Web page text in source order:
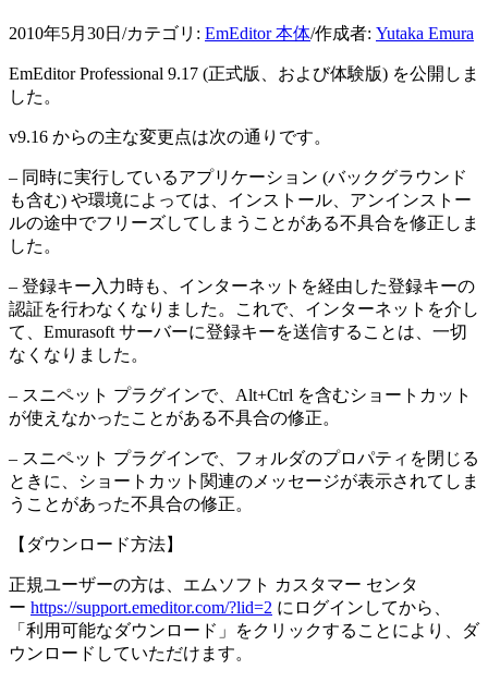
2010年5月30日 /カテゴリ: EmEditor 本体/作成者: Yutaka Emura
EmEditor Professional 9.17 (正式版、および体験版) を公開しま
した。
v9.16 からの主な変更点は次の通りです。
– 同時に実行しているアプリケーション (バックグラウンド
も含む) や環境によっては、インストール、アンインストー
ルの途中でフリーズしてしまうことがある不具合を修正しま
した。
– 登録キー入力時も、インターネットを経由した登録キーの
認証を行わなくなりました。これで、インターネットを介し
て、Emurasoft サーバーに登録キーを送信することは、一切
なくなりました。
– スニペット プラグインで、Alt+Ctrl を含むショートカット
が使えなかったことがある不具合の修正。
– スニペット プラグインで、フォルダのプロパティを閉じる
ときに、ショートカット関連のメッセージが表示されてしま
うことがあった不具合の修正。
【ダウンロード方法】
正規ユーザーの方は、エムソフト カスタマー センタ
ー https://support.emeditor.com/?lid=2 にログインしてから、
「利用可能なダウンロード」をクリックすることにより、ダ
ウンロードしていただけます。